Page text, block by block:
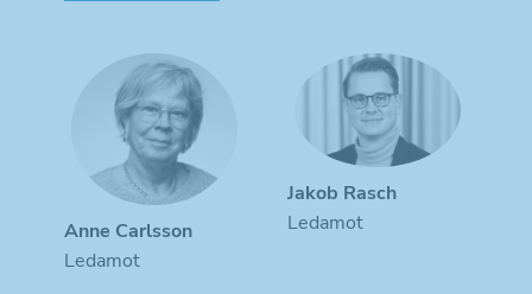
Anne Carlsson
Ledamot
Jakob Rasch
Ledamot